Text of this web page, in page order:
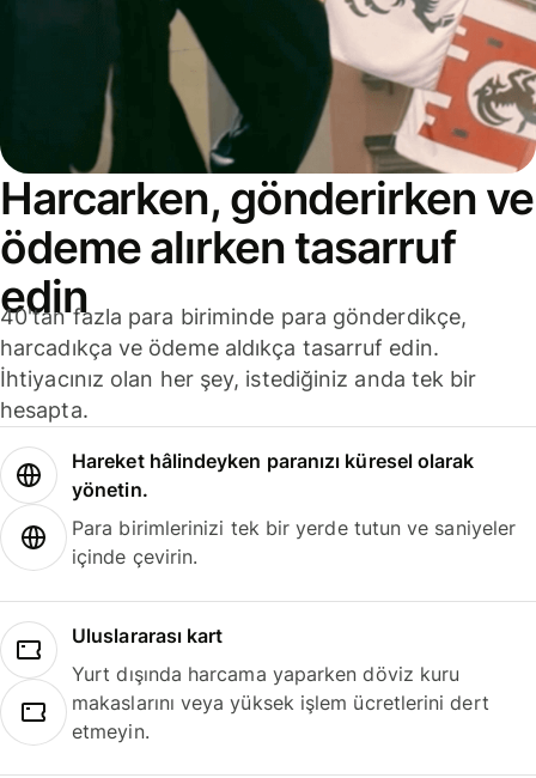
Harcarken, gönderirken ve
ödeme alırken tasarruf
edin
40'tan fazla para biriminde para gönderdikçe,
harcadıkça ve ödeme aldıkça tasarruf edin.
İhtiyacınız olan her şey, istediğiniz anda tek bir
hesapta.
Hareket hâlindeyken paranızı küresel olarak
yönetin.
Para birimlerinizi tek bir yerde tutun ve saniyeler
içinde çevirin.
Uluslararası kart
Yurt dışında harcama yaparken döviz kuru
makaslarını veya yüksek işlem ücretlerini dert
etmeyin.